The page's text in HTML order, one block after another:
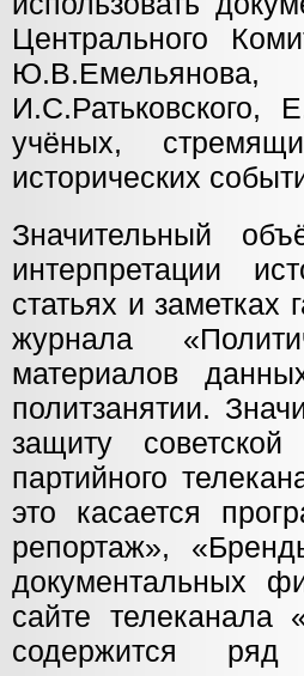
Центрального
учёных,
исторических
Значительный
интерпретации
статьях и заметках
журнала
материалов
политзанятии.
защиту
партийного
это касается
репортаж»,
документальных
сайте телеканала
содержится